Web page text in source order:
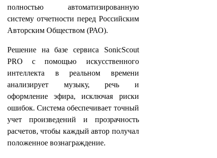
полностью автоматизированную
систему отчетности перед Российским
Авторским Обществом (РАО).
Решение на базе сервиса SonicScout
PRO с помощью искусственного
интеллекта в реальном времени
анализирует музыку, речь и
оформление эфира, исключая риски
ошибок. Система обеспечивает точный
учет произведений и прозрачность
расчетов, чтобы каждый автор получал
положенное вознаграждение.